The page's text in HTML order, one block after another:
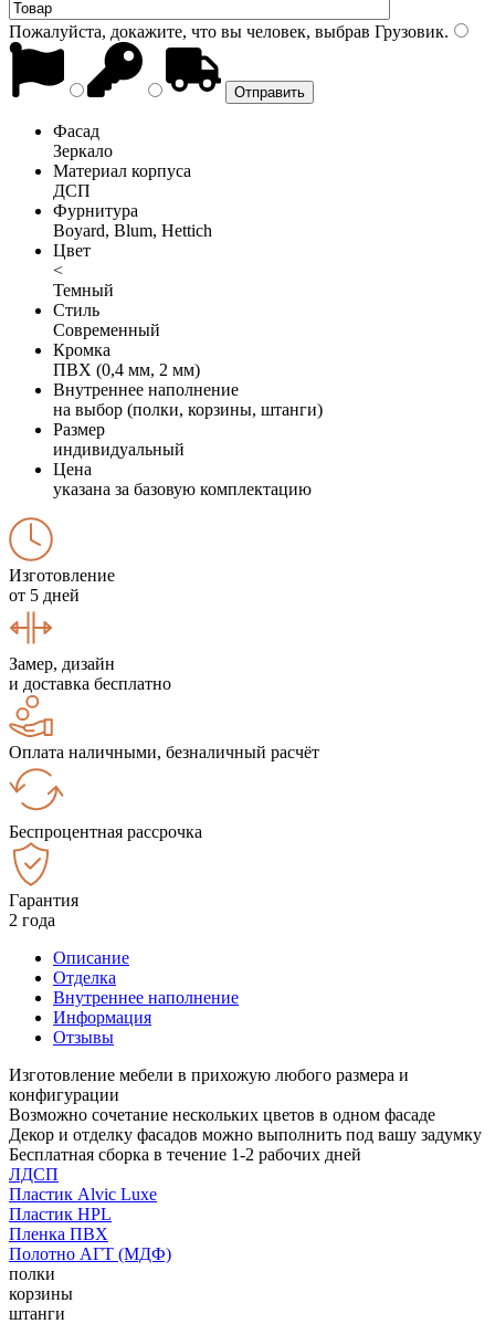
Пожалуйста, докажите, что вы человек, выбрав Грузовик.
Фасад
Зеркало
Материал корпуса
ДСП
Фурнитура
Boyard, Blum, Hettich
Цвет
<
Темный
Стиль
Современный
Кромка
ПВХ (0,4 мм, 2 мм)
Внутреннее наполнение
на выбор (полки, корзины, штанги)
Размер
индивидуальный
Цена
указана за базовую комплектацию
Изготовление
от 5 дней
Замер, дизайн
и доставка бесплатно
Оплата наличными, безналичный расчёт
Беспроцентная рассрочка
Гарантия
2 года
Описание
Отделка
Внутреннее наполнение
Информация
Отзывы
Изготовление мебели в прихожую любого размера и
конфигурации
Возможно сочетание нескольких цветов в одном фасаде
Декор и отделку фасадов можно выполнить под вашу задумку
Бесплатная сборка в течение 1-2 рабочих дней
ЛДСП
Пластик Alvic Luxe
Пластик HPL
Пленка ПВХ
Полотно АГТ (МДФ)
полки
корзины
штанги